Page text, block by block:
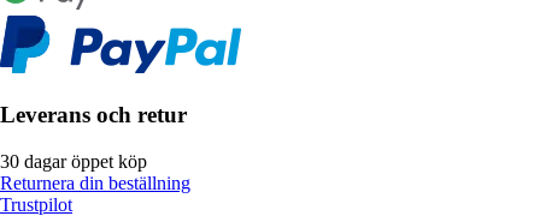
Leverans och retur
30 dagar öppet köp
Returnera din beställning
Trustpilot